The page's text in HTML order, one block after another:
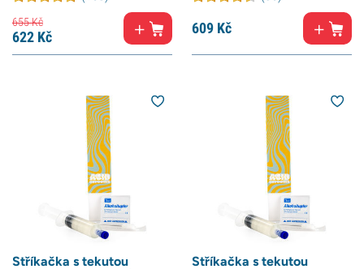
655Kč
622 Kč
609 Kč
Stříkačka s tekutou
Stříkačka s tekutou